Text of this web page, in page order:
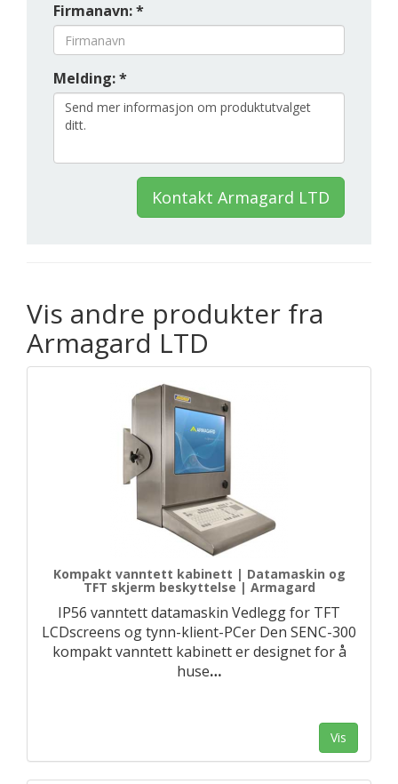
Firmanavn: *
Melding: *
Kontakt Armagard LTD
Vis andre produkter fra
Armagard LTD
Kompakt vanntett kabinett | Datamaskin og
TFT skjerm beskyttelse | Armagard
IP56 vanntett datamaskin Vedlegg for TFT
LCDscreens og tynn-klient-PCer Den SENC-300
kompakt vanntett kabinett er designet for å
huse…
Vis